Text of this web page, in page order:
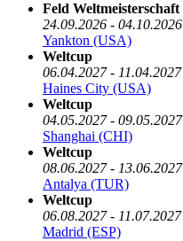
Feld Weltmeisterschaft
24.09.2026 - 04.10.2026
Yankton (USA)
Weltcup
06.04.2027 - 11.04.2027
Haines City (USA)
Weltcup
04.05.2027 - 09.05.2027
Shanghai (CHI)
Weltcup
08.06.2027 - 13.06.2027
Antalya (TUR)
Weltcup
06.08.2027 - 11.07.2027
Madrid (ESP)